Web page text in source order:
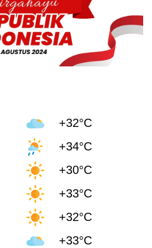
+32°C
+34°C
+30°C
+33°C
+32°C
+33°C